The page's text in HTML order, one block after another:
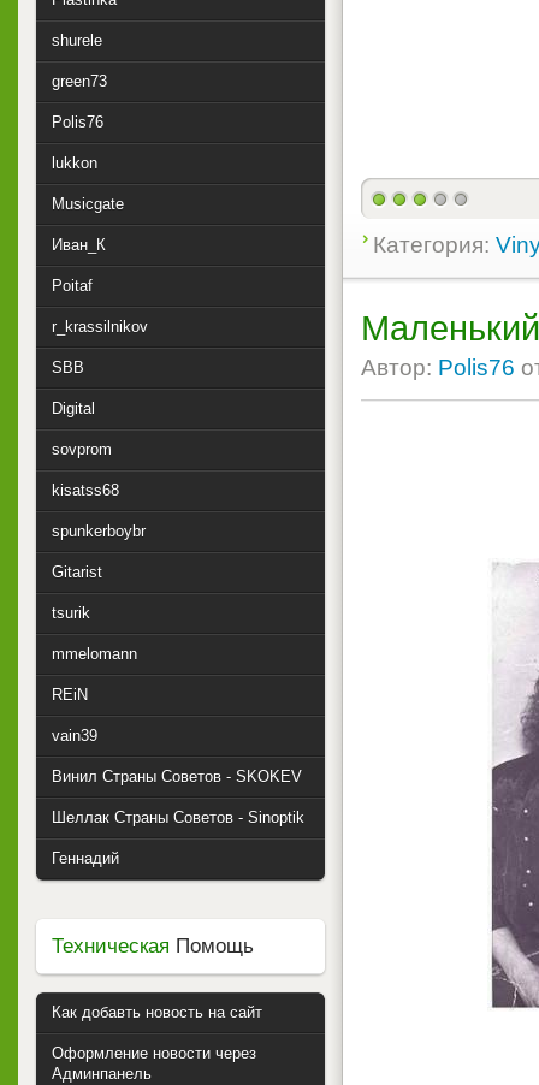
Категория:
Автор: Polis76
shurele
green73
Polis76
lukkon
Musicgate
Иван_К
Poitaf
r_krassilnikov
SBB
Digital
sovprom
kisatss68
spunkerboybr
Gitarist
tsurik
mmelomann
REiN
vain39
Винил Страны Советов - SKOKEV
Шеллак Страны Советов - Sinoptik
Геннадий
Техническая Помощь
Как добавть новость на сайт
Оформление новости через
Админпанель